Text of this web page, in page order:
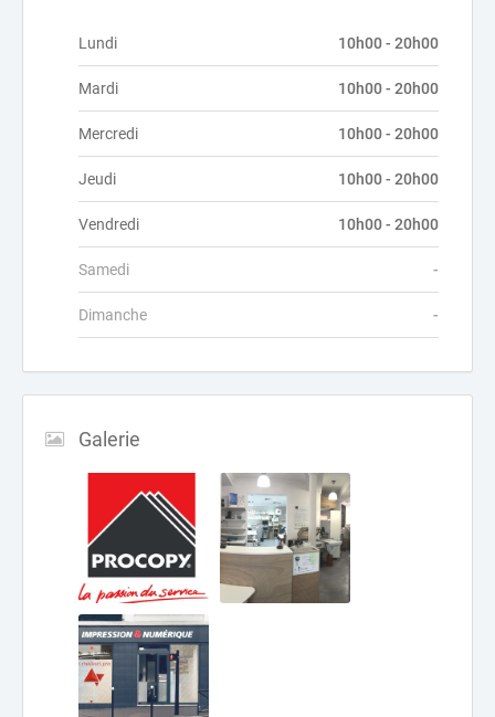
Lundi 10h00 - 20h00
Mardi 10h00 - 20h00
Mercredi 10h00 - 20h00
Jeudi 10h00 - 20h00
Vendredi 10h00 - 20h00
Samedi -
Dimanche -
Galerie